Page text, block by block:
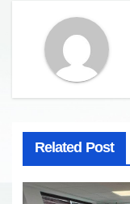
Related Post